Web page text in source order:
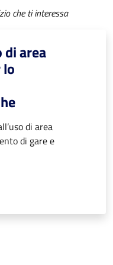
che ti interessa
di area
di area
di gare e